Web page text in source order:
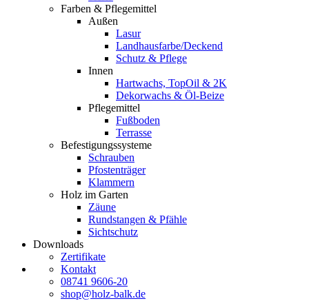
Farben & Pflegemittel
Außen
Lasur
Landhausfarbe/Deckend
Schutz & Pflege
Innen
Hartwachs, TopOil & 2K
Dekorwachs & Öl-Beize
Pflegemittel
Fußboden
Terrasse
Befestigungssysteme
Schrauben
Pfostenträger
Klammern
Holz im Garten
Zäune
Rundstangen & Pfähle
Sichtschutz
Downloads
Zertifikate
Kontakt
08741 9606-20
shop@holz-balk.de